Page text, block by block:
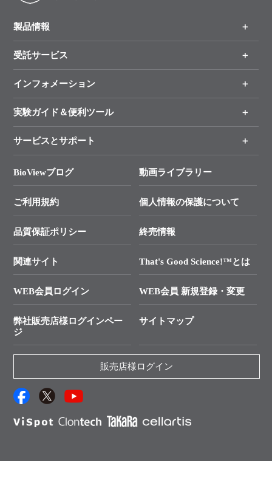
製品情報
製品一覧
手法から製品を探す
新製品情報
受託サービス
オンライン注文
インフォメーション
キャンペーン
タカラバイオ各種会員募集のお知らせ
終売製品のお知らせ
価格改定のご案内
技術セミナーのご案内
タカラバイオ発表文献
実験ガイド＆便利ツール
リアルタイムPCR実験のススメ
幹細胞・再生医療研究ガイド
クローニング実験ガイド
SMARTer NGSポータルサイト
プライマー設計
制限酵素切断サイトの検索
ユーザーズボイス集
抗体検索サイト
サービスとサポート
総合お問い合わせ
├ 実験コンシェルジュ
├ 受託サービスお問い合わせ
資料請求 機器関連
資料請求 受託関連
資料請求 核酸抽出・精製カタログ
サンプル請求一覧
プロトコール集
BioViewブログ 動画ライブラリー
ご利用規約 個人情報の保護について
品質保証ポリシー 終売情報
関連サイト That's Good Science!™とは
WEB会員ログイン WEB会員 新規登録・変更
弊社販売店様ログインペー
ジ
サイトマップ
販売店様ログイン